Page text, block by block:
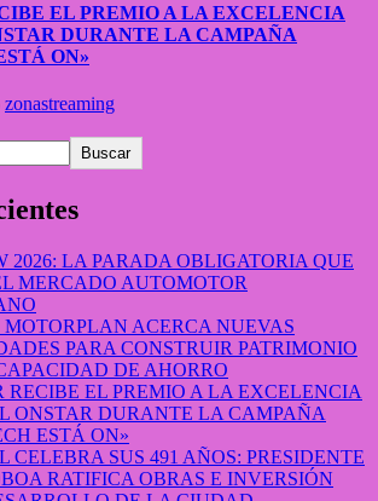
EL PREMIO A LA EXCELENCIA
DURANTE LA CAMPAÑA
ON»
zonastreaming
Buscar
2026: LA PARADA OBLIGATORIA QUE
MERCADO AUTOMOTOR
ACERCA NUEVAS
PARA CONSTRUIR PATRIMONIO
DE AHORRO
RECIBE EL PREMIO A LA EXCELENCIA
ONSTAR DURANTE LA CAMPAÑA
ESTÁ ON»
CELEBRA SUS 491 AÑOS: PRESIDENTE
RATIFICA OBRAS E INVERSIÓN